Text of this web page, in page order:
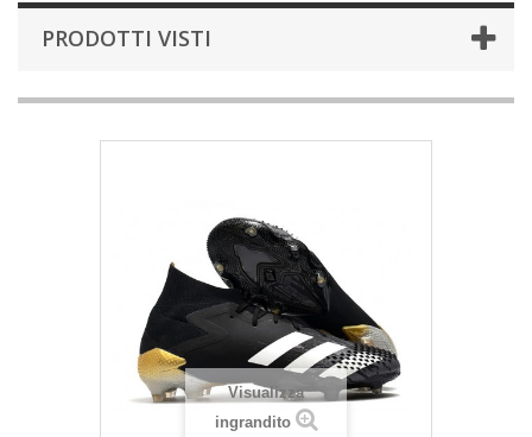
PRODOTTI VISTI
Visualizza
ingrandito